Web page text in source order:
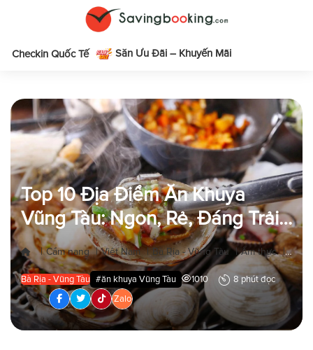
Checkin Quốc Tế Săn Ưu Đãi – Khuyến Mãi
Top 10 Địa Điểm Ăn Khuya
Vũng Tàu: Ngon, Rẻ, Đáng Trải
Nghiệm
| Cẩm nang | Việt Nam | Bà Rịa - Vũng Tàu | Ẩm thực | Top
Bà Rịa - Vũng Tàu #ăn khuya Vũng Tàu 1010
8 phút đọc
Zalo